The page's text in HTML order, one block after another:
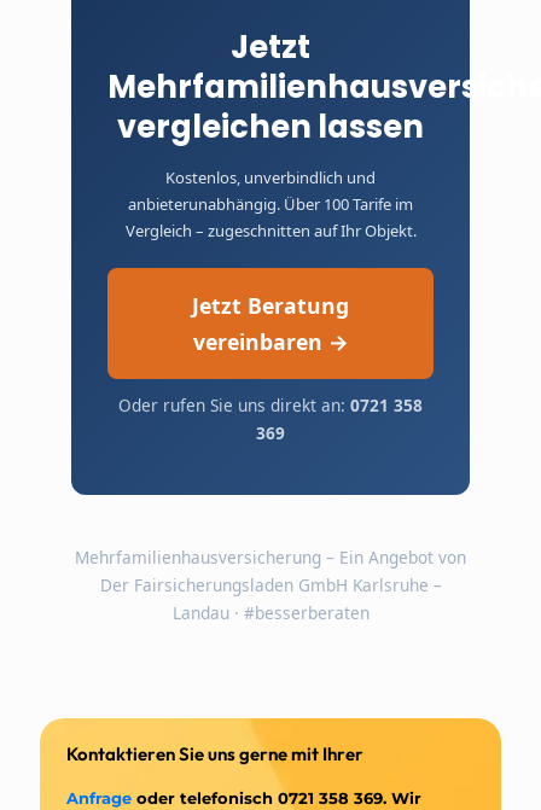
Preis ist also für Sie derselbe wie beim
Direktabschluss.
Jetzt
vergleichen lassen
Kostenlos, unverbindlich und
anbieterunabhängig. Über 100 Tarife im
Vergleich – zugeschnitten auf Ihr Objekt.
Jetzt Beratung
vereinbaren →
Oder rufen Sie uns direkt an: 0721 358
369
Mehrfamilienhausversicherung – Ein Angebot von
Der Fairsicherungsladen GmbH Karlsruhe –
Landau · #besserberaten
Kontaktieren Sie uns gerne mit Ihrer
Anfrage oder telefonisch 0721 358 369. Wir